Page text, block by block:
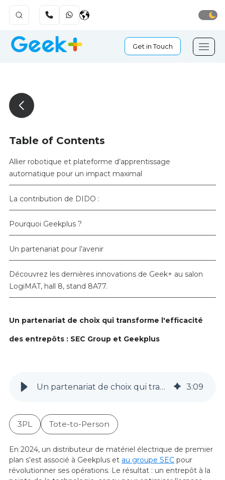
Get in Touch
Table of Contents
Allier robotique et plateforme d’apprentissage
automatique pour un impact maximal
La contribution de DIDO :
Pourquoi Geekplus ?
Un partenariat pour l’avenir
Découvrez les dernières innovations de Geek+ au salon
LogiMAT, hall 8, stand 8A77.
Un partenariat de choix qui transforme l'efficacité
des entrepôts : SEC Group et Geekplus
Un partenariat de choix qui transforme l'efficacité des entrepôts : SEC Group et Geekplus 3:09
3PL Tote-to-Person
En 2024, un distributeur de matériel électrique de premier
plan s’est associé à Geekplus et au groupe SEC pour
révolutionner ses opérations. Le résultat : un entrepôt à la